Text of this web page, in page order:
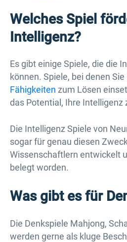
Welches Spiel
Intelligenz?
Es gibt einige Spiele, die die
können. Spiele, bei denen Sie
Fähigkeiten zum Lösen
das Potential, Ihre Intelligenz
Die Intelligenz Spiele von
sogar für genau diesen
Wissenschaftlern entwickelt
belegt worden.
Was gibt es für
Die Denkspiele Mahjong,
werden gerne als kluge